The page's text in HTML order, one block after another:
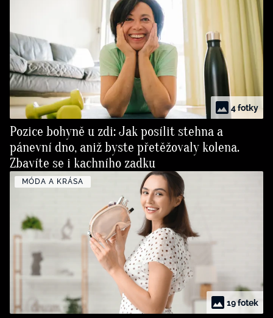
4 fotky
Pozice bohyně u zdi: Jak posílit stehna a
pánevní dno, aniž byste přetěžovaly kolena.
Zbavíte se i kachního zadku
MÓDA A KRÁSA
19 fotek